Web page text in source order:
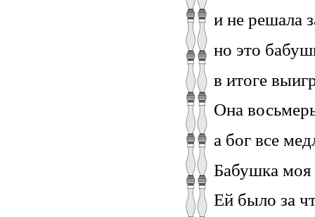
и не решала
но это
в итоге
Она
а бог все
Бабушка
Ей было за